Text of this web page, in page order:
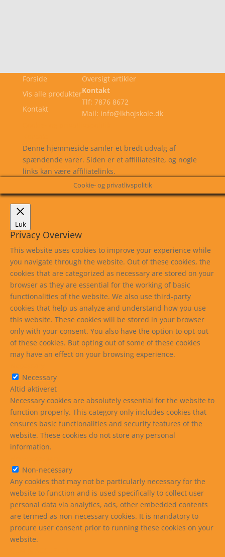
Forside
Vis alle produkter
Kontakt
Oversigt artikler
Kontakt
Tlf: 7876 8672
Mail: info@lkhojskole.dk
Denne hjemmeside samler et bredt udvalg af
spændende varer. Siden er et affiiliatesite, og nogle
links kan være affiliatelinks.
Cookie- og privatlivspolitik
Luk
Privacy Overview
This website uses cookies to improve your experience while
you navigate through the website. Out of these cookies, the
cookies that are categorized as necessary are stored on your
browser as they are essential for the working of basic
functionalities of the website. We also use third-party
cookies that help us analyze and understand how you use
this website. These cookies will be stored in your browser
only with your consent. You also have the option to opt-out
of these cookies. But opting out of some of these cookies
may have an effect on your browsing experience.
Necessary
Altid aktiveret
Necessary cookies are absolutely essential for the website to
function properly. This category only includes cookies that
ensures basic functionalities and security features of the
website. These cookies do not store any personal
information.
Non-necessary
Any cookies that may not be particularly necessary for the
website to function and is used specifically to collect user
personal data via analytics, ads, other embedded contents
are termed as non-necessary cookies. It is mandatory to
procure user consent prior to running these cookies on your
website.